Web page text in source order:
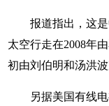
报道指出，这
太空行走在2008年
初由刘伯明和汤洪波
另据美国有线